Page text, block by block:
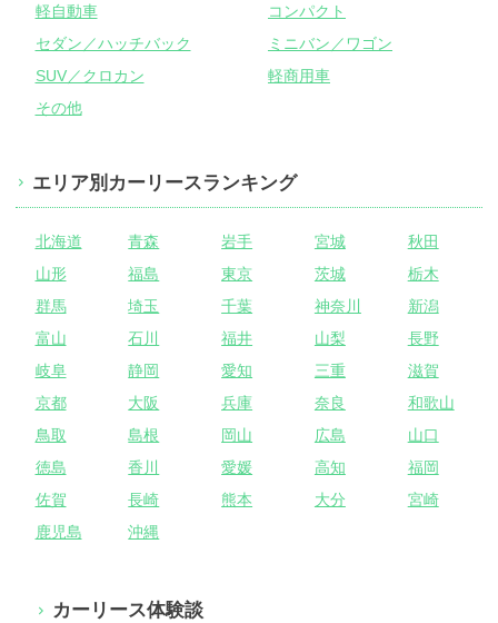
軽自動車
コンパクト
セダン／ハッチバック
ミニバン／ワゴン
SUV／クロカン
軽商用車
その他
エリア別カーリースランキング
北海道 青森 岩手 宮城
秋田
山形
福島 東京 茨城
栃木
群馬
埼玉 千葉 神奈川
新潟
富山
石川 福井 山梨
長野
岐阜
静岡 愛知 三重
滋賀
京都
大阪 兵庫 奈良
和歌山
鳥取
島根 岡山 広島
山口
徳島
香川 愛媛 高知
福岡
佐賀
長崎 熊本 大分
宮崎
鹿児島
沖縄
カーリース体験談